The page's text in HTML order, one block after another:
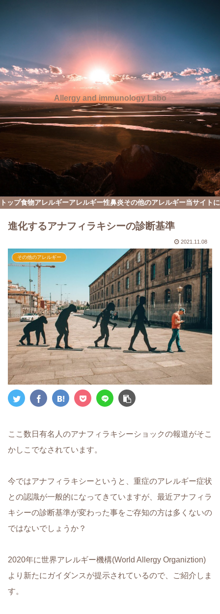
Allergy and immunology Labo
トップ食物アレルギーアレルギー性鼻炎その他のアレルギー当サイト
進化するアナフィラキシーの診断基準
2021.11.08
その他のアレルギー
ここ数日有名人のアナフィラキシーショックの報道がそこ
かしこでなされています。
今ではアナフィラキシーというと、重症のアレルギー症状
との認識が一般的になってきていますが、最近アナフィラ
キシーの診断基準が変わった事をご存知の方は多くないの
ではないでしょうか？
2020年に世界アレルギー機構(World Allergy Organiztion)
より新たにガイダンスが提示されているので、ご紹介しま
す。